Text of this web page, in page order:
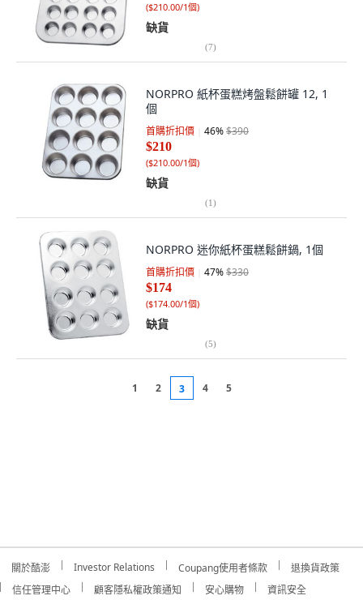
($210.00/1個)
缺貨
(7)
NORPRO 紙杯蛋糕烤盤鬆餅罐 12, 1
個
首購折扣價 46%$390
$210
($210.00/1個)
缺貨
(1)
NORPRO 迷你紙杯蛋糕鬆餅鍋, 1個
首購折扣價 47%$330
$174
($174.00/1個)
缺貨
(5)
1 2 3 4 5
關於酷澎 Investor Relations Coupang使用者條款
退換貨政策
信任管理中心
顧客隱私權政策通知 安心購物 資訊安全